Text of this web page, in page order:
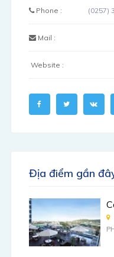
Phone : (0257)
Mail :
Website :
Địa điểm gần